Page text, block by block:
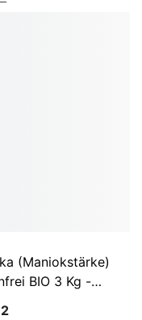
(Maniokstärke)
BIO 3 Kg -